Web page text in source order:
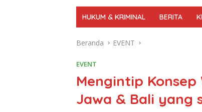
HUKUM & KRIMINAL BERITA
Beranda EVENT
EVENT
Mengintip
Jawa & Bali yang